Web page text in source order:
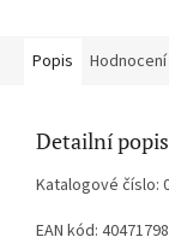
Popis Hodnocení
Detailní
Katalogové číslo:
EAN kód: